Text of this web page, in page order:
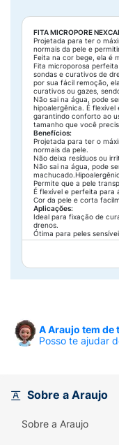
FITA MICROPORE
Projetada para ter o
normais da pele e
Feita na cor bege, ela é
Fita microporosa
sondas e curativos de
por sua fácil remoção,
curativos ou gazes,
Não sai na água, pode
hipoalergênica. É
garantindo conforto ao
tamanho que você
Benefícios:
Projetada para ter o
normais da pele.
Não deixa resíduos ou
Não sai na água, pode
Permite que a pele
É flexível e perfeita para
Cor da pele e corta
Aplicações:
Ideal para fixação de
drenos.
Ótima para peles
A Araujo tem de
Posso te ajudar
Sobre a Araujo
Sobre a Araujo